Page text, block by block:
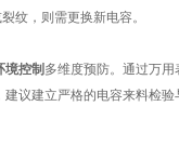
纹，则需更换新电容。
境控制 多维度预防。通过万用
议建立严格的电容来料检